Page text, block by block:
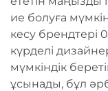
ие болуға
кесу брендтері
күрделі
мүмкіндік
ұсынады, бұл